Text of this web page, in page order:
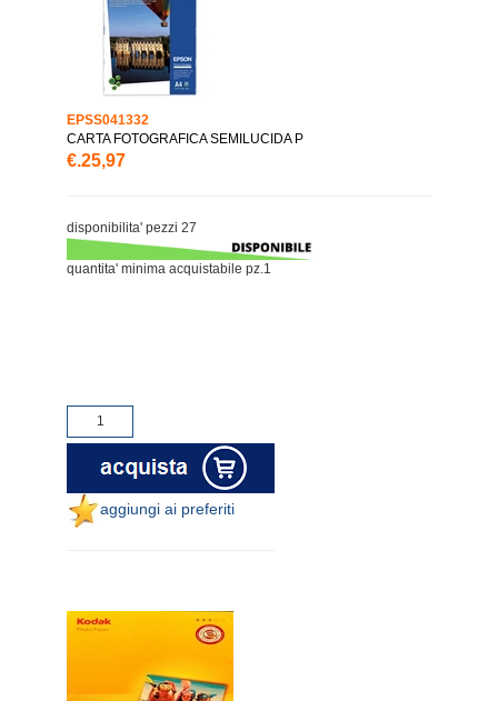
EPSS041332
CARTA FOTOGRAFICA SEMILUCIDA P
€.25,97
disponibilita' pezzi 27
quantita' minima acquistabile pz.1
aggiungi ai preferiti